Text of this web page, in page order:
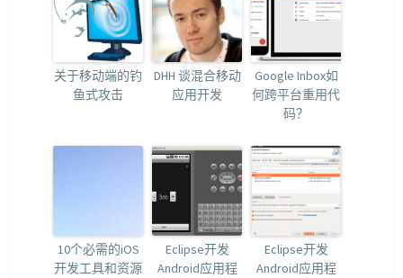
关于移动端的钓
鱼式攻击
DHH 谈混合移动
应用开发
Google Inbox如
何跨平台重用代
码？
10个必需的iOS
开发工具和资源
Eclipse开发
Android应用程
Eclipse开发
Android应用程